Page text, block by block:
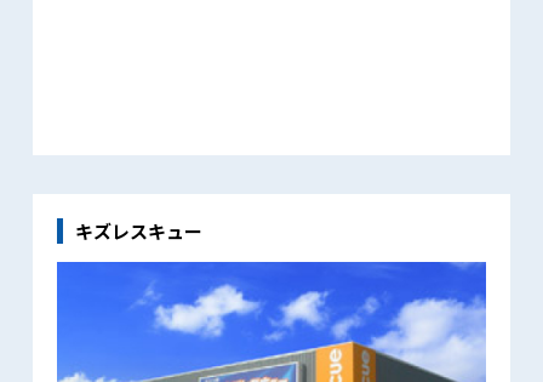
キズレスキュー